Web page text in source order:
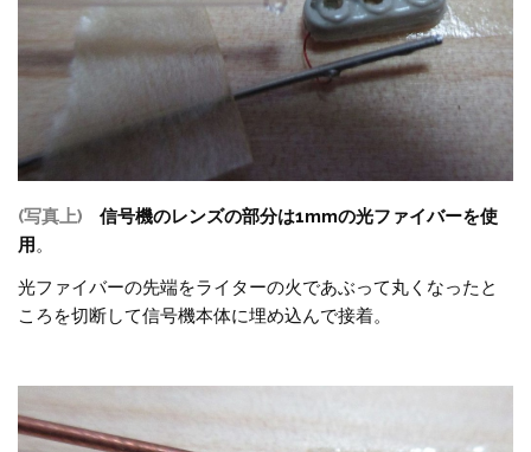
(写真上)
信号機のレンズの部分は1mmの光ファイバーを使
用。
光ファイバーの先端をライターの火であぶって丸くなったと
ころを切断して信号機本体に埋め込んで接着。